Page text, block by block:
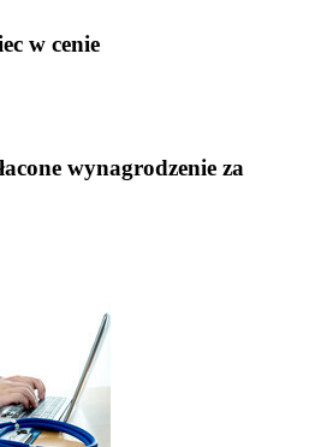
w cenie
wynagrodzenie za